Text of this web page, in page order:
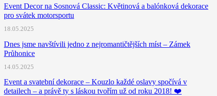
Event Decor na Sosnová Classic: Květinová a balónková dekorace
pro svátek motorsportu
18.05.2025
Dnes jsme navštívili jedno z nejromantičtějších míst – Zámek
Průhonice
14.05.2025
Event a svatební dekorace – Kouzlo každé oslavy spočívá v
detailech – a právě ty s láskou tvořím už od roku 2018! ❤️